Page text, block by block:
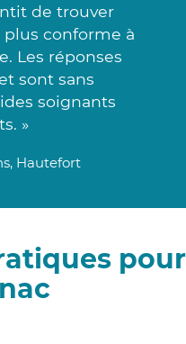
de trouver
conforme à
Les réponses
sont sans
soignants
»
Hautefort
pour